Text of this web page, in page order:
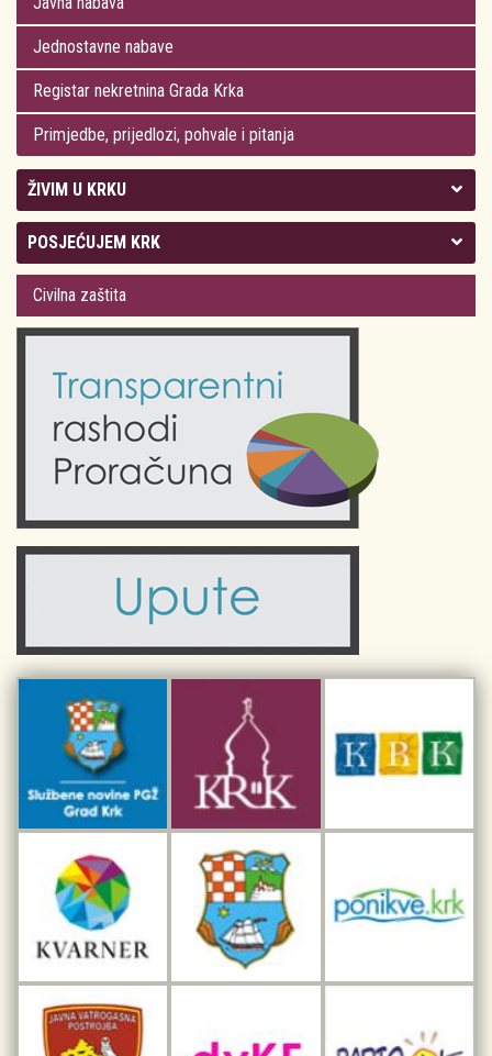
Jednostavne nabave
Registar nekretnina Grada Krka
Primjedbe, prijedlozi, pohvale i pitanja
ŽIVIM U KRKU
Kolegij gradonačelnika
Gradsko vijeće
Odluke Grada Krka (Službene novine PGŽ)
Obrazovanje
Komunalne usluge
Civilni sektor (arhiva udruga)
Sport i rekreacija
POSJEĆUJEM KRK
Plan Grada Krka
Krk 360° VR panorama
Krk uživo
Fotogalerije
Kalendar događanja
Turistička zajednica otoka Krka
Kulturno-turistička ruta Putovima Frankopana
Dar iz Krka
Interpretacijski centar pomorske baštine
Civilna zaštita